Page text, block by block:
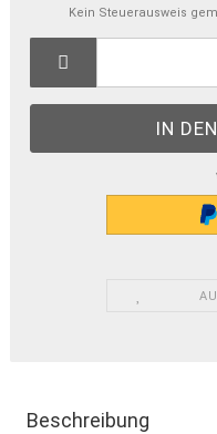
Kein Steuerausweis
Beschreibung